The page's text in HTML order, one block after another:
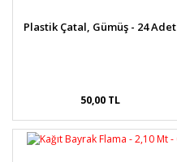
Plastik Çatal, Gümüş - 24 Adet
50,00 TL